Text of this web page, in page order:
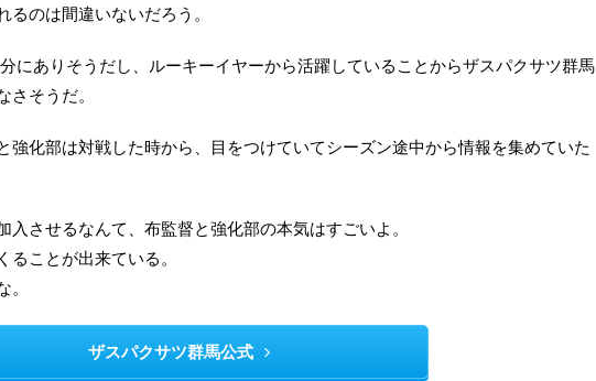
のは間違いないだろう。
にありそうだし、ルーキーイヤーから活躍していることからザスパクサツ群馬
そうだ。
強化部は対戦した時から、目をつけていてシーズン途中から情報を集めていた
させるなんて、布監督と強化部の本気はすごいよ。
ことが出来ている。
ザスパクサツ群馬公式